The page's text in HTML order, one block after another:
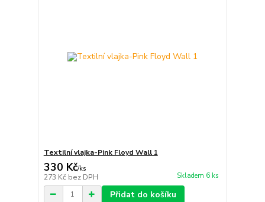
Textilní vlajka-Pink Floyd Wall 1
330 Kč/ks
273 Kč bez DPH Skladem 6 ks
Přidat do košíku